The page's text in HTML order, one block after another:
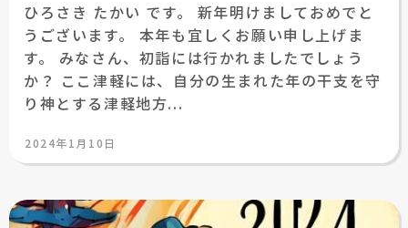
ひろさき たかい です。 新年明けましておめでと
うございます。 本年も宜しくお願い申し上げま
す。 みなさん、初詣には行かれましたでしょう
か？ ここ津軽には、自分の生まれた年の干支を守
り神とする津軽地方...
投
日:
2024年1月10日